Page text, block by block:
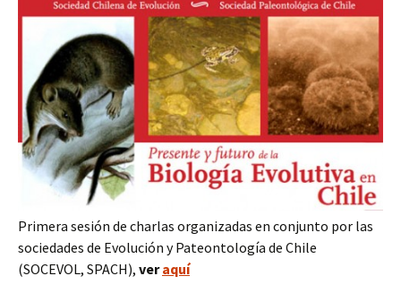
Primera sesión de charlas organizadas en conjunto por las
sociedades de Evolución y Pateontología de Chile
(SOCEVOL, SPACH), veraquí